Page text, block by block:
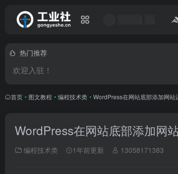
热门推荐
欢迎入驻！
首页 • 图文教程 • 编程技术类 • WordPress在网站底部添加网
WordPress在网站底部添加网
编程技术类 1年前更新 13058171383